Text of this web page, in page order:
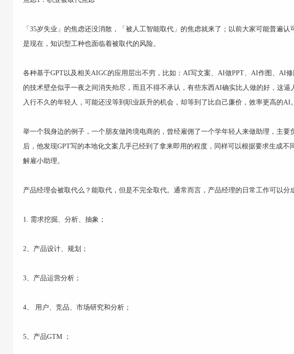
「35岁失业」的焦虑还没消散，「被人工智能取代」的焦虑就来了；以前大家可能普遍
是现在，知识型工种也面临着被取代的风险。
各种基于GPT以及相关AIGC的应用层出不穷，比如：AI写文案、AI做PPT、AI作图、
的技术壁垒似乎一夜之间消失殆尽，而且不得不承认，有些东西AI确实比人做的好，这
入行不久的年轻人，可能还没等到职业跃升的机会，却等到了比自己廉价，效率更高的AI
举一个我身边的例子，一个朋友做跨境电商的，曾经雇佣了一个学年轻人来做助理，主
后，他发现GPT写的本地化文案几乎已经到了拿来即用的程度，同样可以根据要求生成
解雇小助理。
产品经理会被取代么？能取代，但是不完全取代。通常而言，产品经理的日常工作可以分
1. 需求挖掘、分析、抽象；
2、产品设计、规划；
3、产品运营分析；
4、 用户、竞品、市场研究和分析；
5、产品GTM ；